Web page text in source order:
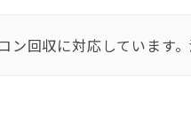
ン回収に対応しています